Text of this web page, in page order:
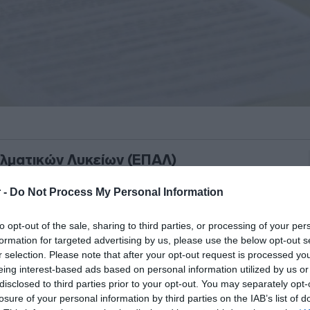
- Do Not Process My Personal Information
opt-out of the sale, sharing to third parties, or processing of your
for targeted advertising by us, please use the below opt-out
selection. Please note that after your opt-out request is processed
interest-based ads based on personal information utilized by us
to third parties prior to your opt-out. You may separately
of your personal information by third parties on the IAB’s list of
Λυκείων (ΕΠΑΛ)
διαγωνίστηκαν στατέσσερα πρώτα
στα εξής:Ανατομία-Φυσιολογία
Δίκτυα Υπολογιστών και Αρχές